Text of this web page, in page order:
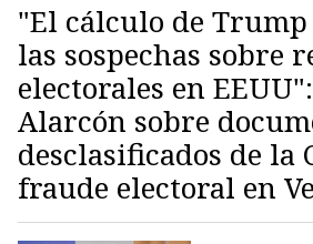
"El cálculo de
las sospechas sobre
electorales en
Alarcón sobre
desclasificados de la
fraude electoral en